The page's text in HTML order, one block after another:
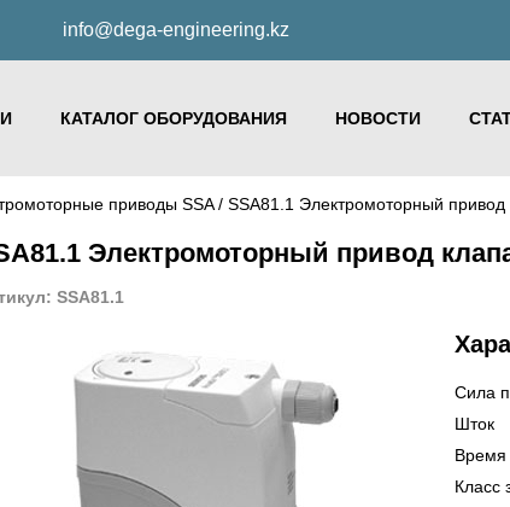
info@dega-engineering.kz
КАТАЛОГ ОБОРУДОВАНИЯ НОВОСТИ
приводы SSA/ SSA81.1 Электромоторный
Электромоторный привод
SSA81.1
Сила
Шток
Время
Класс